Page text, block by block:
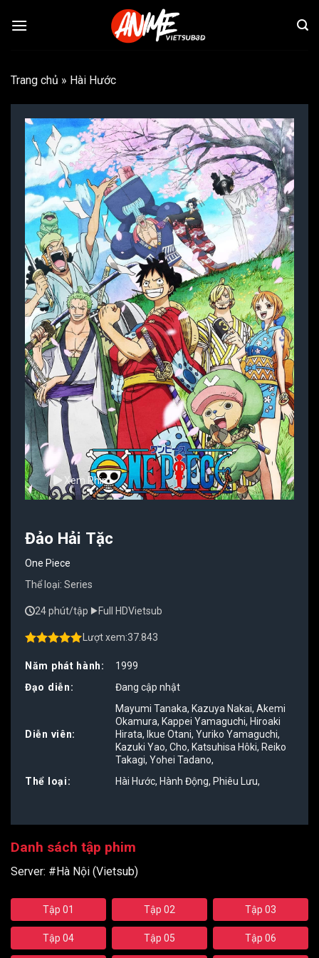
qua
Trang chủ » Hài Hước
Xem Phim
Đảo Hải Tặc
One Piece
Thể loại: Series
24 phút/tập Full HDVietsub
5
Lượt xem:37.843
Năm phát hành:
1999
Đạo diễn:
Đang cập nhật
Diễn viên:
Mayumi Tanaka, Kazuya Nakai, Akemi
Okamura, Kappei Yamaguchi, Hiroaki
Hirata, Ikue Otani, Yuriko Yamaguchi,
Kazuki Yao, Cho, Katsuhisa Hôki, Reiko
Takagi, Yohei Tadano,
Thể loại:
Hài Hước, Hành Động, Phiêu Lưu,
Danh sách tập phim
Server: #Hà Nội (Vietsub)
Tập 01 Tập 02 Tập 03
Tập 04 Tập 05 Tập 06